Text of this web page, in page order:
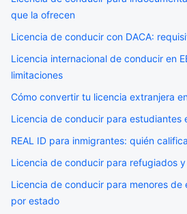
que la ofrecen
Licencia de conducir con DACA:
Licencia internacional de conducir en
limitaciones
Cómo convertir tu licencia extranjera
Licencia de conducir para estudiantes
REAL ID para inmigrantes: quién
Licencia de conducir para refugiados y
Licencia de conducir para menores de
por estado